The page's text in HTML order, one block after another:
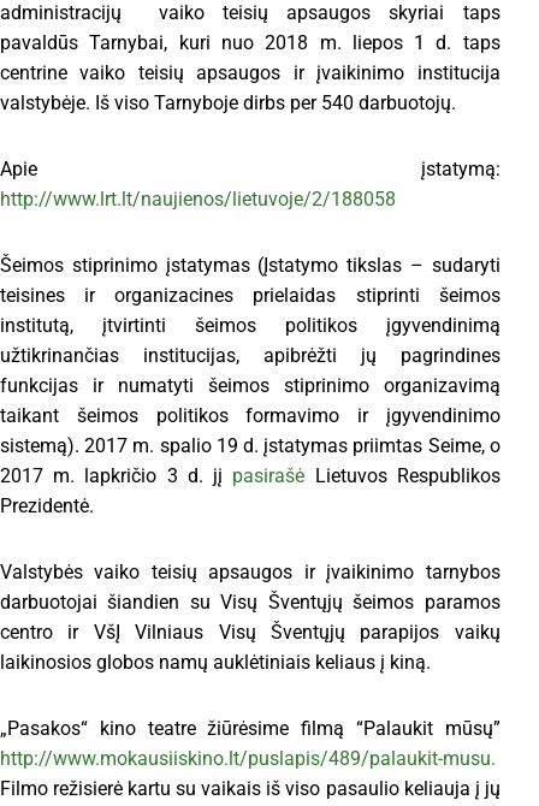
administracijų vaiko teisių apsaugos skyriai taps
pavaldūs Tarnybai, kuri nuo 2018 m. liepos 1 d. taps
centrine vaiko teisių apsaugos ir įvaikinimo institucija
valstybėje. Iš viso Tarnyboje dirbs per 540 darbuotojų.
Apie įstatymą:
http://www.lrt.lt/naujienos/lietuvoje/2/188058
Šeimos stiprinimo įstatymas (Įstatymo tikslas – sudaryti
teisines ir organizacines prielaidas stiprinti šeimos
institutą, įtvirtinti šeimos politikos įgyvendinimą
užtikrinančias institucijas, apibrėžti jų pagrindines
funkcijas ir numatyti šeimos stiprinimo organizavimą
taikant šeimos politikos formavimo ir įgyvendinimo
sistemą). 2017 m. spalio 19 d. įstatymas priimtas Seime, o
2017 m. lapkričio 3 d. jį pasirašė Lietuvos Respublikos
Prezidentė.
Valstybės vaiko teisių apsaugos ir įvaikinimo tarnybos
darbuotojai šiandien su Visų Šventųjų šeimos paramos
centro ir VšĮ Vilniaus Visų Šventųjų parapijos vaikų
laikinosios globos namų auklėtiniais keliaus į kiną.
„Pasakos“ kino teatre žiūrėsime filmą “Palaukit mūsų”
http://www.mokausiiskino.lt/puslapis/489/palaukit-musu.
Filmo režisierė kartu su vaikais iš viso pasaulio keliauja į jų